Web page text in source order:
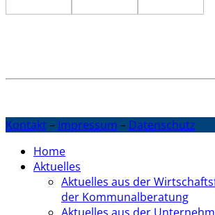
Kontakt– Impressum – Datenschutz
Home
Aktuelles
Aktuelles aus der
der Kommunalberatung